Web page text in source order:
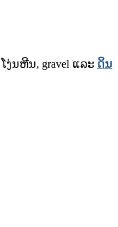
ນຫີນ, gravel ແລະ ດິນ